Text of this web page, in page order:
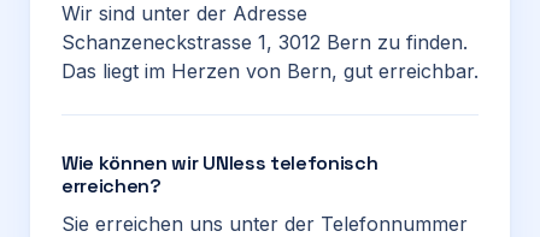
Wir sind unter der Adresse
Schanzeneckstrasse 1, 3012 Bern zu finden.
Das liegt im Herzen von Bern, gut erreichbar.
Wie können wir UNIess telefonisch
erreichen?
Sie erreichen uns unter der Telefonnummer